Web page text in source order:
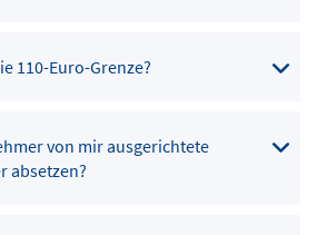
110-Euro-Grenze?
von mir ausgerichtete
absetzen?